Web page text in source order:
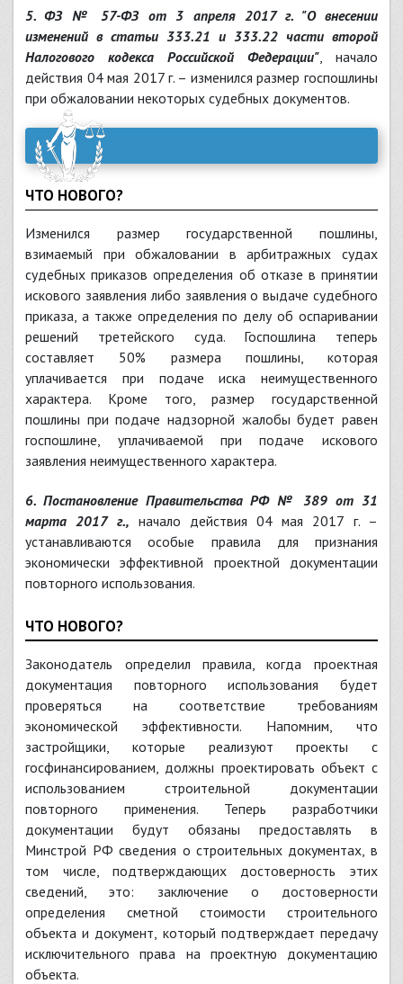
5. ФЗ № 57-ФЗ от 3 апреля 2017 г. "О внесении
изменений в статьи 333.21 и 333.22 части второй
Налогового кодекса Российской Федерации", начало
действия 04 мая 2017 г. – изменился размер госпошлины
при обжаловании некоторых судебных документов.
ЧТО НОВОГО?
Изменился размер государственной пошлины,
взимаемый при обжаловании в арбитражных судах
судебных приказов определения об отказе в принятии
искового заявления либо заявления о выдаче судебного
приказа, а также определения по делу об оспаривании
решений третейского суда. Госпошлина теперь
составляет 50% размера пошлины, которая
уплачивается при подаче иска неимущественного
характера. Кроме того, размер государственной
пошлины при подаче надзорной жалобы будет равен
госпошлине, уплачиваемой при подаче искового
заявления неимущественного характера.
6. Постановление Правительства РФ № 389 от 31
марта 2017 г., начало действия 04 мая 2017 г. –
устанавливаются особые правила для признания
экономически эффективной проектной документации
повторного использования.
ЧТО НОВОГО?
Законодатель определил правила, когда проектная
документация повторного использования будет
проверяться на соответствие требованиям
экономической эффективности. Напомним, что
застройщики, которые реализуют проекты с
госфинансированием, должны проектировать объект с
использованием строительной документации
повторного применения. Теперь разработчики
документации будут обязаны предоставлять в
Минстрой РФ сведения о строительных документах, в
том числе, подтверждающих достоверность этих
сведений, это: заключение о достоверности
определения сметной стоимости строительного
объекта и документ, который подтверждает передачу
исключительного права на проектную документацию
объекта.